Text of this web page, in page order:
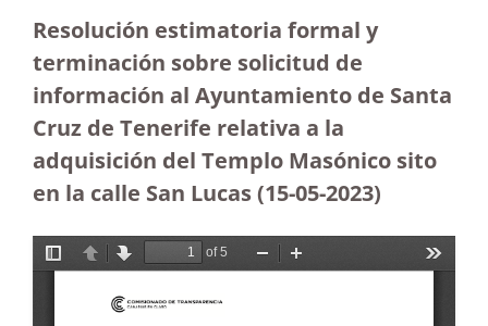
Resolución estimatoria formal y
terminación sobre solicitud de
información al Ayuntamiento de Santa
Cruz de Tenerife relativa a la
adquisición del Templo Masónico sito
en la calle San Lucas (15-05-2023)